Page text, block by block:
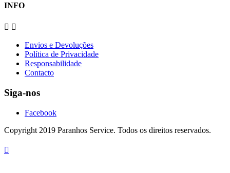
INFO
 
Envios e Devoluções
Política de Privacidade
Responsabilidade
Contacto
Siga-nos
Facebook
Copyright 2019 Paranhos Service. Todos os direitos reservados.
